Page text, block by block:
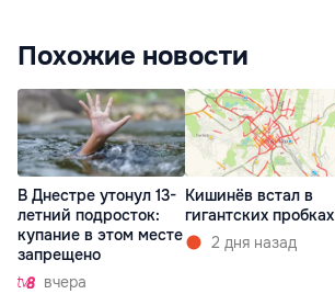
Похожие новости
В Днестре утонул 13-
летний подросток:
купание в этом месте
запрещено
вчера
Кишинёв встал в
гигантских пробках
2 дня назад